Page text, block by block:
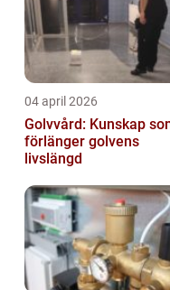
04 april 2026
Golvvård: Kunskap
förlänger golvens
livslängd